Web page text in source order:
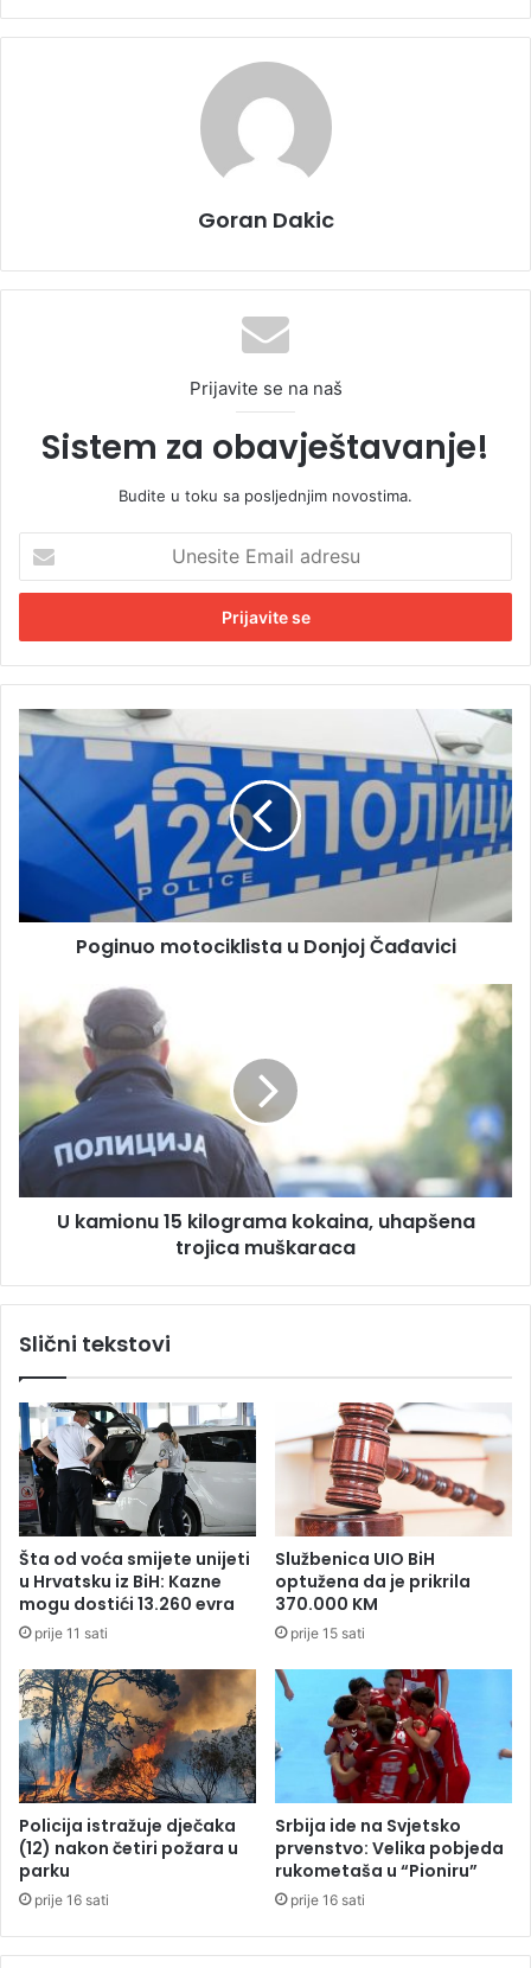
Goran Dakic
Prijavite se na naš
Sistem za obavještavanje!
Budite u toku sa posljednjim novostima.
e
i
t
E
m
a
d
e
P
g
o
k
s
t
u
j
đ
a
v
i
c
i
Poginuo motociklista u Donjoj Čađavici
k
a
i
o
n
1
g
m
a
k
o
k
i
n
,
u
h
a
p
š
e
n
a
t
r
j
U kamionu 15 kilograma kokaina, uhapšena
trojica muškaraca
Slični tekstovi
Šta od voća smijete unijeti
u Hrvatsku iz BiH: Kazne
mogu dostići 13.260 evra
prije 11 sati
Službenica UIO BiH
optužena da je prikrila
370.000 KM
prije 15 sati
Policija istražuje dječaka
(12) nakon četiri požara u
parku
prije 16 sati
Srbija ide na Svjetsko
prvenstvo: Velika pobjeda
rukometaša u “Pioniru”
prije 16 sati